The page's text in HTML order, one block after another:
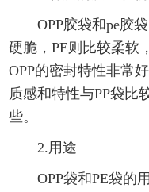
OPP胶袋和pe胶袋
硬脆，PE则比较柔软
OPP的密封特性非常
质感和特性与PP袋比
些。
2.用途
OPP袋和PE袋的用